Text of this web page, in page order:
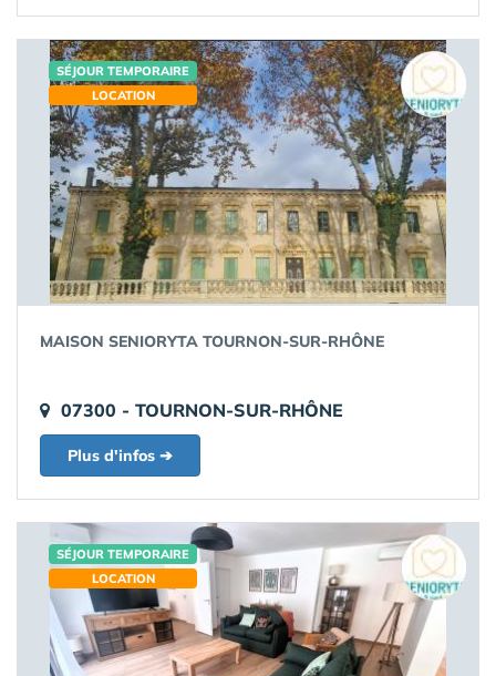
SÉJOUR TEMPORAIRE
LOCATION
MAISON SENIORYTA TOURNON-SUR-RHÔNE
07300 - TOURNON-SUR-RHÔNE
Plus d'infos ➔
SÉJOUR TEMPORAIRE
LOCATION